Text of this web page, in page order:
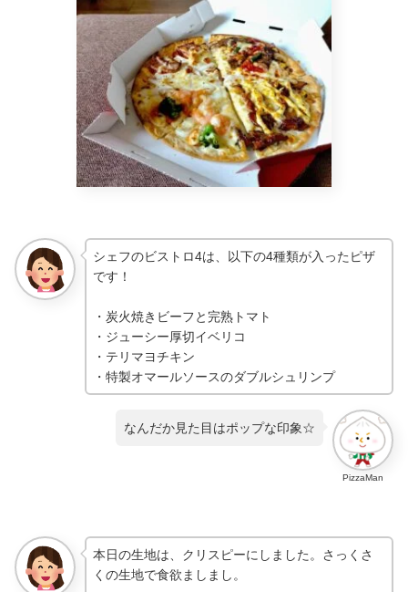
シェフのビストロ4は、以下の4種類が入ったピザ
です！
・炭火焼きビーフと完熟トマト
・ジューシー厚切イベリコ
・テリマヨチキン
・特製オマールソースのダブルシュリンプ
PizzaMan
なんだか見た目はポップな印象☆
本日の生地は、クリスピーにしました。さっくさ
くの生地で食欲ましまし。